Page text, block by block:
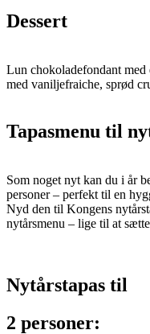
Dessert
Lun chokoladefondant med
med vaniljefraiche, sprød
Tapasmenu til
Som noget nyt kan du i år
personer – perfekt til en
Nyd den til Kongens
nytårsmenu – lige til at
Nytårstapas til
2 personer: